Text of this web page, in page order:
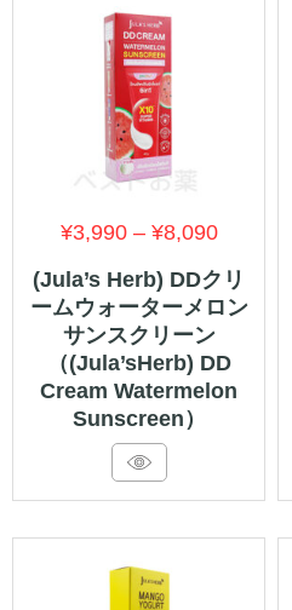
(Jula’s Herb) DDクリ
ームウォーターメロン
サンスクリーン
（(Jula’sHerb) DD
Cream Watermelon
Sunscreen）
¥3,990 –¥8,090価
格
帯:
–